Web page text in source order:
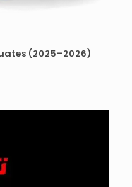
(2025–2026)